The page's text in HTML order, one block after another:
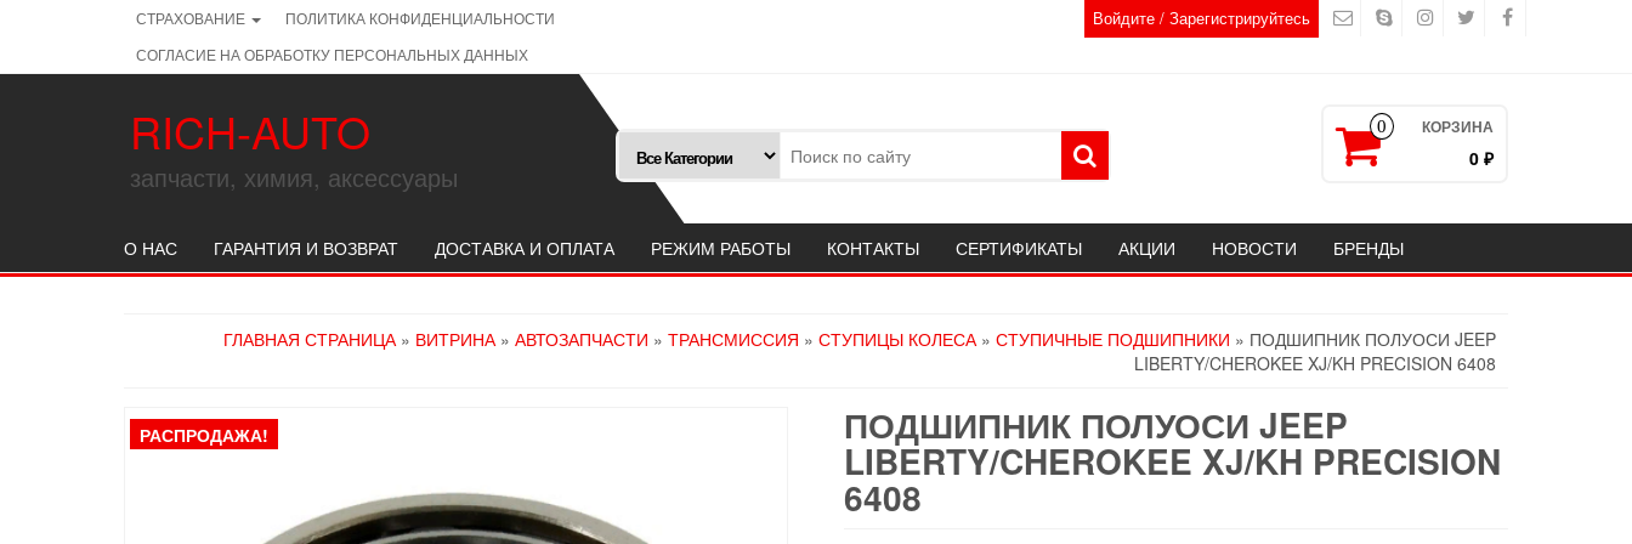
СТРАХОВАНИЕ
ПОЛИТИКА КОНФИДЕНЦИАЛЬНОСТИ
СОГЛАСИЕ НА ОБРАБОТКУ ПЕРСОНАЛЬНЫХ ДАННЫХ
Войдите / Зарегистрируйтесь
RICH-AUTO
запчасти, химия, аксессуары
0 КОРЗИНА
0 ₽
О НАС ГАРАНТИЯ И ВОЗВРАТ ДОСТАВКА И ОПЛАТА РЕЖИМ РАБОТЫ КОНТАКТЫ СЕРТИФИКАТЫ АКЦИИ НОВОСТИ БРЕНДЫ
ГЛАВНАЯ СТРАНИЦА» ВИТРИНА» АВТОЗАПЧАСТИ » ТРАНСМИССИЯ » СТУПИЦЫ КОЛЕСА» СТУПИЧНЫЕ ПОДШИПНИКИ » ПОДШИПНИК ПОЛУОСИ JEEP
LIBERTY/CHEROKEE XJ/KH PRECISION 6408
РАСПРОДАЖА! ПОДШИПНИК ПОЛУОСИ JEEP
LIBERTY/CHEROKEE XJ/KH PRECISION
6408